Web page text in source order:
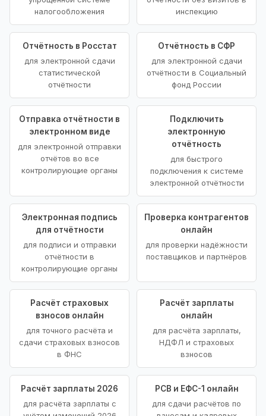
налогообложения
инспекцию
Отчётность в Росстат
для электронной сдачи
статистической
отчётности
Отчётность в СФР
для электронной сдачи
отчётности в Социальный
фонд России
Отправка отчётности в
электронном виде
для электронной отправки
отчётов во все
контролирующие органы
Подключить
электронную
отчётность
для быстрого
подключения к системе
электронной отчётности
Электронная подпись
для отчётности
для подписи и отправки
отчётности в
контролирующие органы
Проверка контрагентов
онлайн
для проверки надёжности
поставщиков и партнёров
Расчёт страховых
взносов онлайн
для точного расчёта и
сдачи страховых взносов
в ФНС
Расчёт зарплаты
онлайн
для расчёта зарплаты,
НДФЛ и страховых
взносов
Расчёт зарплаты 2026
для расчёта зарплаты с
РСВ и ЕФС-1 онлайн
для сдачи расчётов по